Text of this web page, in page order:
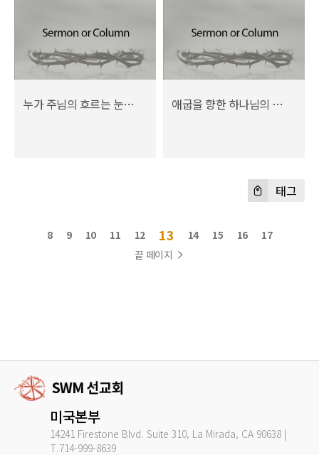
누가 주님의 흐르는 눈물을 닦아주실 수 있나요? 애굽을 향한 하나님의 경고와 구원의 메시지(사19장)
태그
8 9 10 11 12 13 14 15 16
17
끝 페이지
미국본부
14241 Firestone Blvd. Suite 310, La Mirada, CA 90638 |
T.714-999-8639